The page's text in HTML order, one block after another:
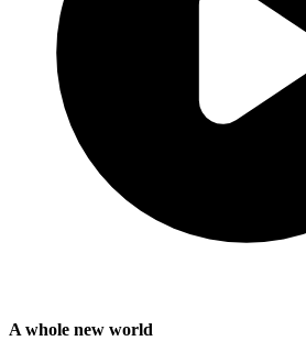
A whole new world